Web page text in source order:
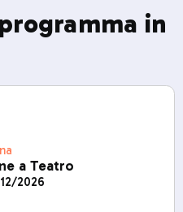
in
a Teatro
2026